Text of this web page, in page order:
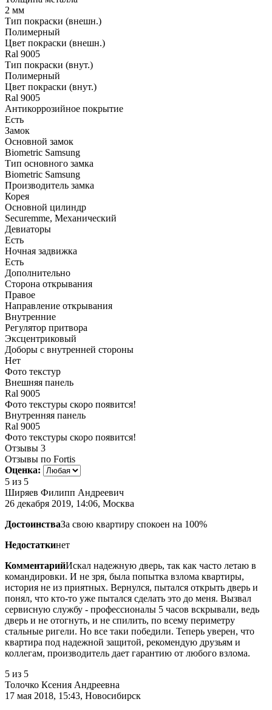
2 мм
Тип покраски (внешн.)
Полимерный
Цвет покраски (внешн.)
Ral 9005
Тип покраски (внут.)
Полимерный
Цвет покраски (внут.)
Ral 9005
Антикоррозийное покрытие
Есть
Замок
Основной замок
Biometric Samsung
Тип основного замка
Biometric Samsung
Производитель замка
Корея
Основной цилиндр
Securemme, Механический
Девиаторы
Есть
Ночная задвижка
Есть
Дополнительно
Сторона открывания
Правое
Направление открывания
Внутренние
Регулятор притвора
Эксцентриковый
Доборы с внутренней стороны
Нет
Фото текстур
Внешняя панель
Ral 9005
Фото текстуры скоро появится!
Внутренняя панель
Ral 9005
Фото текстуры скоро появится!
Отзывы 3
Отзывы по Fortis
Оценка:
5 из 5
Ширяев Филипп Андреевич
26 декабря 2019, 14:06, Москва
ДостоинстваЗа свою квартиру спокоен на 100%
Недостаткинет
КомментарийИскал надежную дверь, так как часто летаю в
командировки. И не зря, была попытка взлома квартиры,
история не из приятных. Вернулся, пытался открыть дверь и
понял, что кто-то уже пытался сделать это до меня. Вызвал
сервисную службу - профессионалы 5 часов вскрывали, ведь
дверь и не отогнуть, и не спилить, по всему периметру
стальные ригели. Но все таки победили. Теперь уверен, что
квартира под надежной защитой, рекомендую друзьям и
коллегам, производитель дает гарантию от любого взлома.
5 из 5
Толочко Ксения Андреевна
17 мая 2018, 15:43, Новосибирск